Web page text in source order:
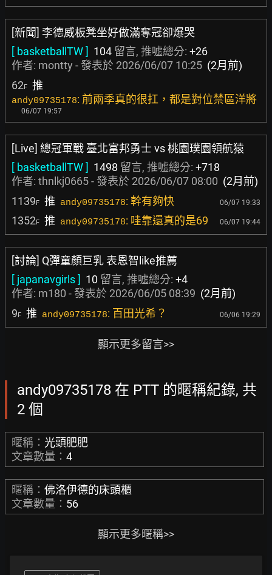
[新聞] 李德威板凳坐好做滿奪冠卻爆哭
[ basketballTW ] 104 留言, 推噓總分: +26
作者: montty - 發表於 2026/06/07 10:25 (2月前)
62F 推
andy09735178: 前兩季真的很扛，都是對位禁區洋將
06/07 19:57
[Live] 總冠軍戰 臺北富邦勇士 vs 桃園璞園領航猿
[ basketballTW ] 1498 留言, 推噓總分: +718
作者: thnlkj0665- 發表於 2026/06/07 08:00 (2月前)
1139F 推 andy09735178: 幹有夠快 06/07 19:33
1352F 推 andy09735178: 哇靠還真的是69 06/07 19:44
[討論] Q彈童顏巨乳 表恩智like推薦
[ japanavgirls ] 10 留言, 推噓總分: +4
作者: m180 - 發表於 2026/06/05 08:39 (2月前)
9F 推 andy09735178: 百田光希？ 06/06 19:29
顯示更多留言>>
andy09735178 在 PTT 的暱稱紀錄, 共
2 個
暱稱： 光頭肥肥
文章數量： 4
暱稱： 佛洛伊德的床頭櫃
文章數量： 56
顯示更多暱稱>>